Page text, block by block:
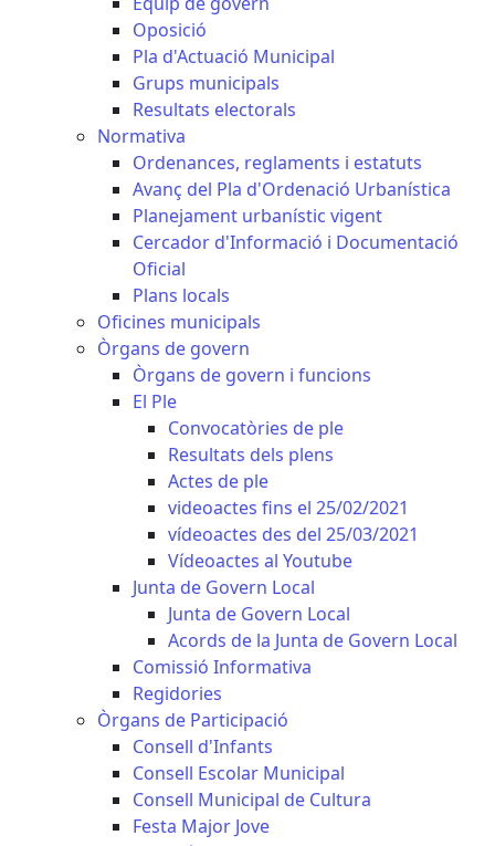
Oposició
Pla d'Actuació Municipal
Grups municipals
Resultats electorals
Normativa
Ordenances, reglaments i estatuts
Avanç del Pla d'Ordenació Urbanística
Planejament urbanístic vigent
Cercador d'Informació i Documentació
Oficial
Plans locals
Oficines municipals
Òrgans de govern
Òrgans de govern i funcions
El Ple
Convocatòries de ple
Resultats dels plens
Actes de ple
videoactes fins el 25/02/2021
vídeoactes des del 25/03/2021
Vídeoactes al Youtube
Junta de Govern Local
Junta de Govern Local
Acords de la Junta de Govern Local
Comissió Informativa
Regidories
Òrgans de Participació
Consell d'Infants
Consell Escolar Municipal
Consell Municipal de Cultura
Festa Major Jove